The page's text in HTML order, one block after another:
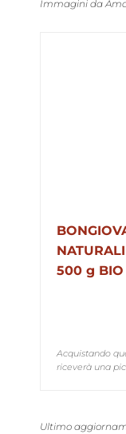
Immagini da
500 g
Acquistando
riceverà una
Ultimo